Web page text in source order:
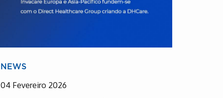
NEWS
04 Fevereiro 2026